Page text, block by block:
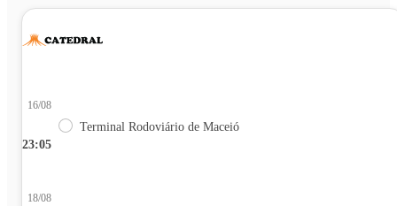
23:05
16/08
Terminal Rodoviário de Maceió
18/08